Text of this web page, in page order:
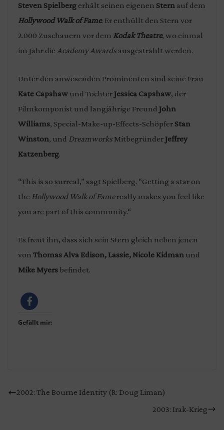
Steven Spielberg erhält seinen eigenen Stern auf dem
Hollywood Walk of Fame. Er enthüllt den Stern vor
2.000 Zuschauern vor dem Kodak Theatre, wo einmal
im Jahr die Academy Awards ausgestrahlt werden.
Unter den anwesenden Prominenten sind seine Frau
Kate Capshaw und Tochter Jessica Capshaw, der
Filmkomponist und langjährige Freund John
Williams, Special-Make-up-Effects-Schöpfer Stan
Winston, und Dreamworks Mitbegründer Jeffrey
Katzenberg.
“This is so surreal,” sagt Spielberg. “Getting a star on
the Hollywood Walk of Famereally makes you feel like
you are part of this community.“
Es freut ihn, dass sich sein Stern gleich neben jenen
von Thomas Alva Edison, Lassie, Nicole Kidman und
Mike Myers befindet.
Gefällt mir:
2002: The Bourne Identity (R: Doug Liman)
2003: Irak-Krieg